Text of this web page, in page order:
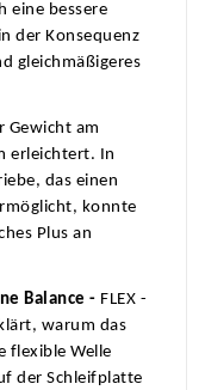
eine bessere
der Konsequenz
gleichmäßigeres
Gewicht am
erleichtert. In
das einen
konnte
Plus an
Balance - FLEX -
warum das
flexible Welle
der Schleifplatte